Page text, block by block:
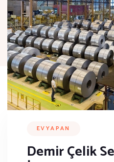
EVYAPAN
Demir Çelik